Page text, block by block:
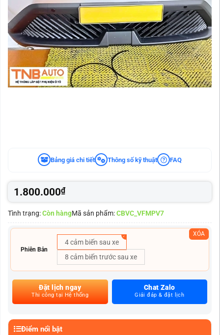
Bảng giá chi tiết Thông số kỹ thuật FAQ
1.800.000₫
Tình trạng:Còn hàngMã sản phẩm:CBVC_VFMPV7
Phiên Bản
4 cảm biến sau xe
8 cảm biến trước sau xe
XÓA
Đặt lịch ngay
Thi công tại Hệ thống
Chat Zalo
Giải đáp & đặt lịch
Điểm nổi bật